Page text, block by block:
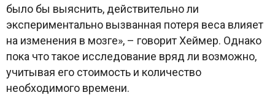
было бы выяснить, действительно ли
экспериментально вызванная потеря веса влияет
на изменения в мозге», – говорит Хеймер. Однако
пока что такое исследование вряд ли возможно,
учитывая его стоимость и количество
необходимого времени.